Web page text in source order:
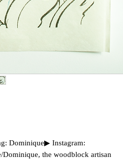
Dominique▶ Instagram:
Dominique, the woodblock artisan